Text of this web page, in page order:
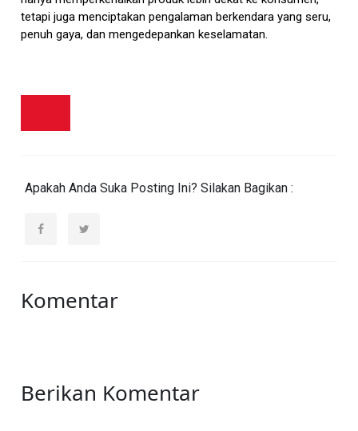
tetapi juga menciptakan pengalaman berkendara yang seru,
penuh gaya, dan mengedepankan keselamatan.
Apakah Anda Suka Posting Ini? Silakan Bagikan :
Komentar
Berikan Komentar